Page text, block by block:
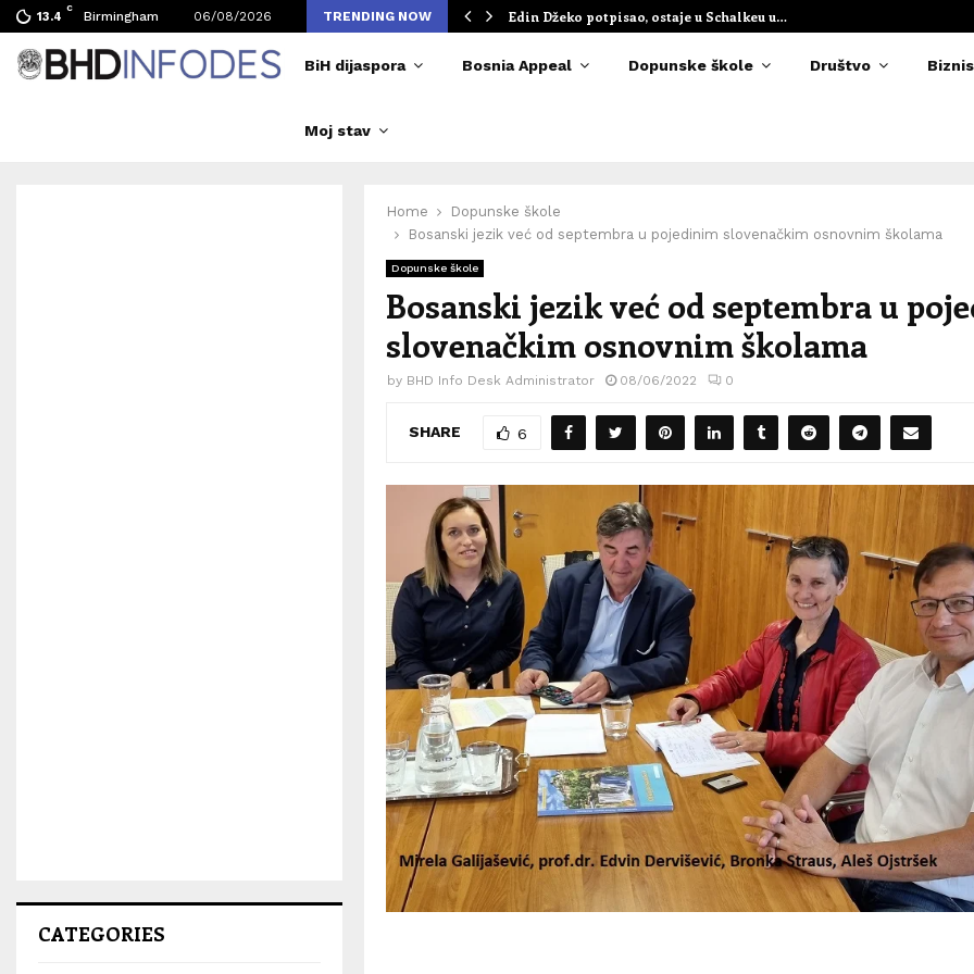
13.4
C
Birmingham 06/08/2026 TRENDING NOW
broj posjetilaca tokom Merlinovih koncerata Edin Džeko potpisao, ostaje u Schalkeu u…
BiH dijaspora Bosnia Appeal Dopunske škole Društvo Biznis
Moj stav
Home
Dopunske škole
Bosanski jezik već od septembra u pojedinim slovenačkim osnovnim školama
Dopunske škole
Bosanski jezik već od septembra u
slovenačkim osnovnim školama
by BHD Info Desk Administrator 08/06/2022 0
SHARE 6
CATEGORIES